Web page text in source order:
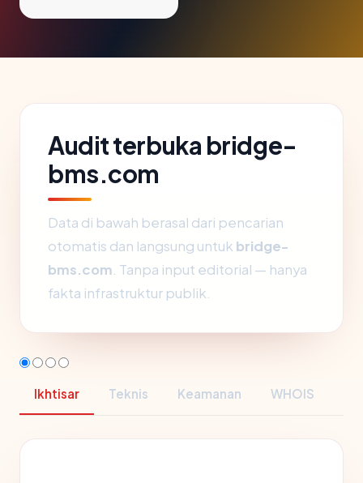
Audit terbuka bridge-
bms.com
Data di bawah berasal dari pencarian
otomatis dan langsung untuk bridge-
bms.com . Tanpa input editorial — hanya
fakta infrastruktur publik.
Ikhtisar Teknis Keamanan WHOIS